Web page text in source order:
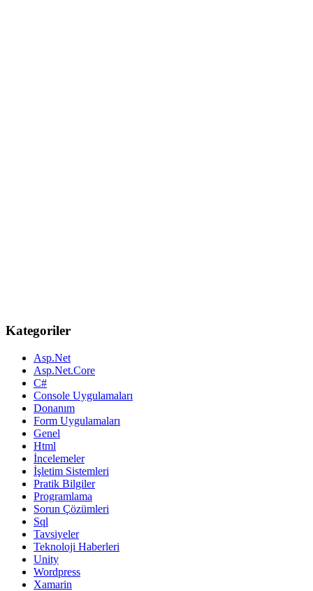
Kategoriler
Asp.Net
Asp.Net.Core
C#
Console Uygulamaları
Donanım
Form Uygulamaları
Genel
Html
İncelemeler
İşletim Sistemleri
Pratik Bilgiler
Programlama
Sorun Çözümleri
Sql
Tavsiyeler
Teknoloji Haberleri
Unity
Wordpress
Xamarin